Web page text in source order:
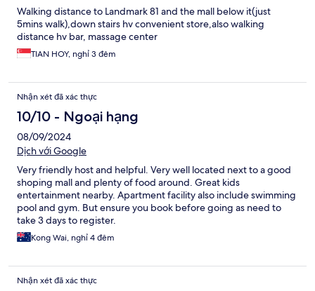
Walking distance to Landmark 81 and the mall below it(just
5mins walk),down stairs hv convenient store,also walking
distance hv bar, massage center
TIAN HOY, nghỉ 3 đêm
Nhận xét đã xác thực
10/10 - Ngoại hạng
08/09/2024
Dịch với Google
Very friendly host and helpful. Very well located next to a good
shoping mall and plenty of food around. Great kids
entertainment nearby. Apartment facility also include swimming
pool and gym. But ensure you book before going as need to
take 3 days to register.
Kong Wai, nghỉ 4 đêm
Nhận xét đã xác thực